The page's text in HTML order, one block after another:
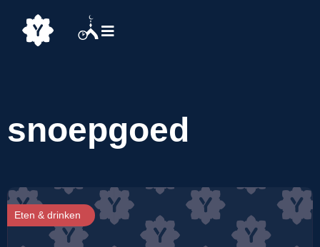
snoepgoed
Eten & drinken